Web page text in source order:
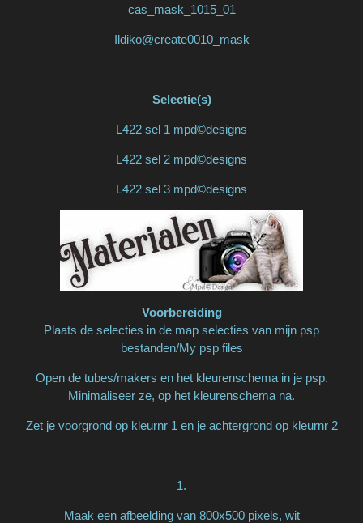
cas_mask_1015_01
Ildiko@create0010_mask
Selectie(s)
L422 sel 1 mpd©designs
L422 sel 2 mpd©designs
L422 sel 3 mpd©designs
Voorbereiding
Plaats de selecties in de map selecties van mijn psp
bestanden/My psp files
Open de tubes/makers en het kleurenschema in je psp.
Minimaliseer ze, op het kleurenschema na.
Zet je voorgrond op kleurnr 1 en je achtergrond op kleurnr 2
1.
Maak een afbeelding van 800x500 pixels, wit